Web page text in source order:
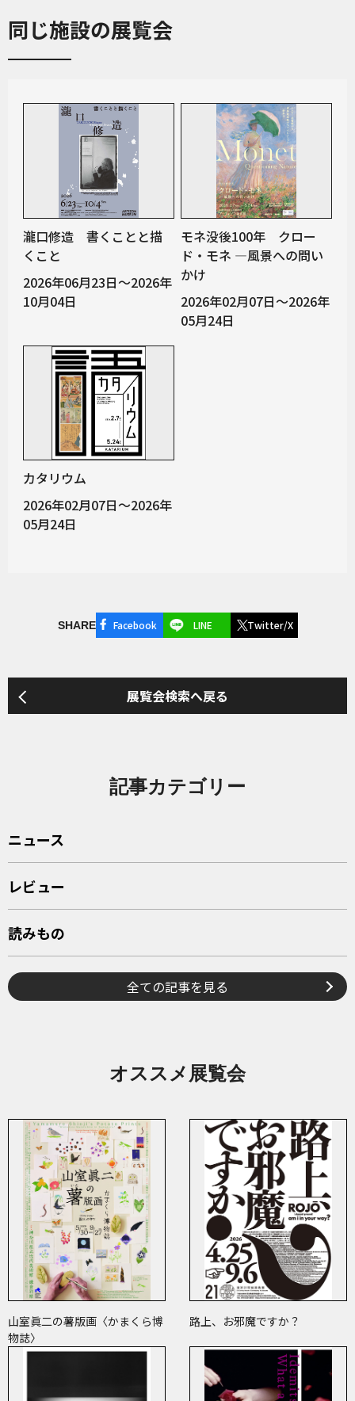
同じ施設の展覧会
瀧口修造 書くことと描
くこと
2026年06月23日～2026年
10月04日
モネ没後100年 クロー
ド・モネ —風景への問い
かけ
2026年02月07日～2026年
05月24日
カタリウム
2026年02月07日～2026年
05月24日
SHARE Facebook LINE Twitter/X
展覧会検索へ戻る
記事カテゴリー
ニュース
レビュー
読みもの
全ての記事を見る
オススメ展覧会
山室眞二の薯版画〈かまくら博
物誌〉
路上、お邪魔ですか？